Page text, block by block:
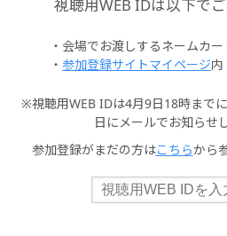
視聴用WEB IDは以下でご
・会場でお渡しするネームカー
・ 参加登録サイトマイページ内
※視聴用WEB IDは4月9日18時まで
日にメールでお知らせ
参加登録がまだの方はこちらから